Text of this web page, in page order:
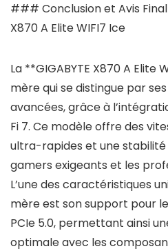
### Conclusion et Avis
X870 A Elite WIFI7 Ice
La **GIGABYTE X870 A Elite
mère qui se distingue par
avancées, grâce à
Fi 7. Ce modèle offre des
ultra-rapides et une stabilité
gamers exigeants et les
L’une des caractéristiques
mère est son support pour
PCIe 5.0, permettant ainsi
optimale avec les